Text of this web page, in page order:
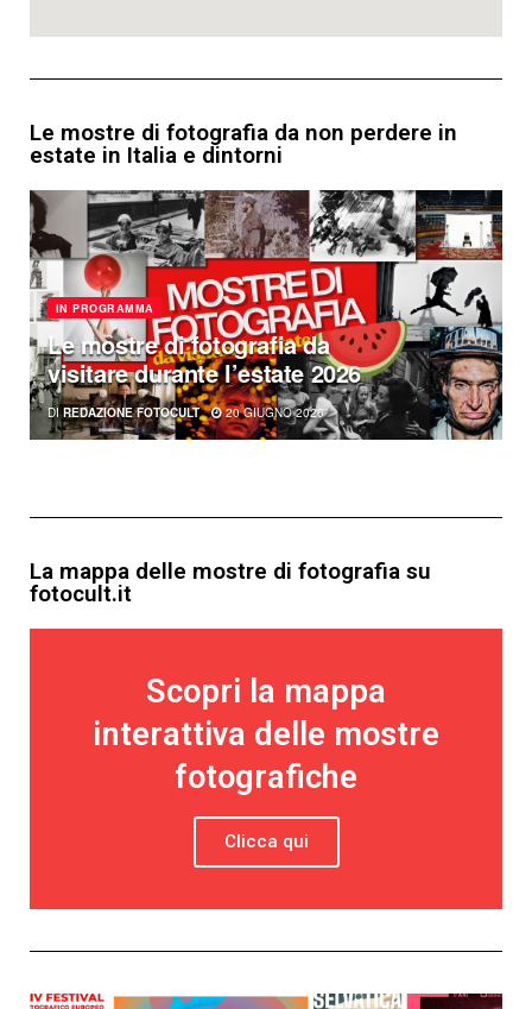
Le mostre di fotografia da non perdere in
estate in Italia e dintorni
IN PROGRAMMA
Le mostre di fotografia da
visitare durante l’estate 2026
DI REDAZIONE FOTOCULT 20 GIUGNO 2026
La mappa delle mostre di fotografia su
fotocult.it
Scopri la mappa
interattiva delle mostre
fotografiche
Clicca qui